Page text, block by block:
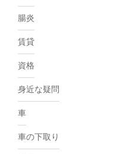
腸炎
賃貸
資格
身近な疑問
車
車の下取り